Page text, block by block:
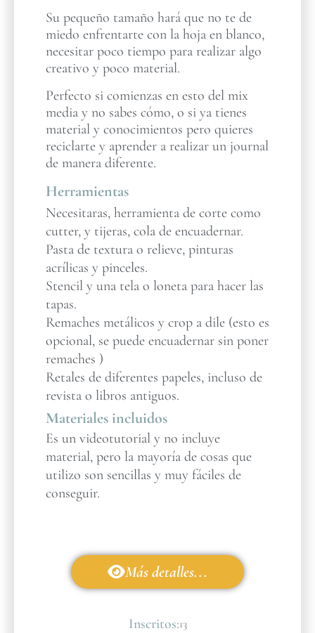
Su pequeño tamaño hará que no te de
miedo enfrentarte con la hoja en blanco,
necesitar poco tiempo para realizar algo
creativo y poco material.
Perfecto si comienzas en esto del mix
media y no sabes cómo, o si ya tienes
material y conocimientos pero quieres
reciclarte y aprender a realizar un journal
de manera diferente.
Herramientas
Necesitaras, herramienta de corte como
cutter, y tijeras, cola de encuadernar.
Pasta de textura o relieve, pinturas
acrílicas y pinceles.
Stencil y una tela o loneta para hacer las
tapas.
Remaches metálicos y crop a dile (esto es
opcional, se puede encuadernar sin poner
remaches )
Retales de diferentes papeles, incluso de
revista o libros antiguos.
Materiales incluidos
Es un videotutorial y no incluye
material, pero la mayoría de cosas que
utilizo son sencillas y muy fáciles de
conseguir.
Más detalles...
Inscritos:13